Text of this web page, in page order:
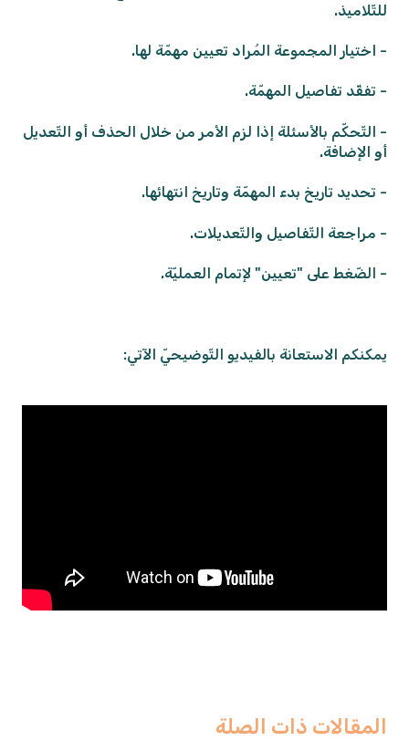
للتّلاميذ.
- اختيار المجموعة المُراد تعيين مهمّة لها.
- تفقّد تفاصيل المهمّة.
- التّحكّم بالأسئلة إذا لزم الأمر من خلال الحذف أو التّعديل
أو الإضافة.
- تحديد تاريخ بدء المهمّة وتاريخ انتهائها.
- مراجعة التّفاصيل والتّعديلات.
- الضّغط على "تعيين" لإتمام العمليّة.
يمكنكم الاستعانة بالفيديو التّوضيحيّ الآتي:
المقالات ذات الصلة